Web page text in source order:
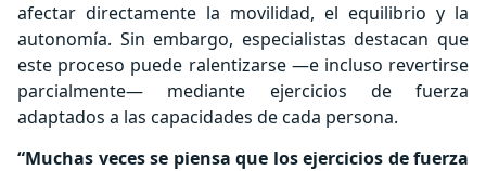
afectar directamente la movilidad, el equilibrio y la
autonomía. Sin embargo, especialistas destacan que
este proceso puede ralentizarse —e incluso revertirse
parcialmente— mediante ejercicios de fuerza
adaptados a las capacidades de cada persona.
“Muchas veces se piensa que los ejercicios de fuerza